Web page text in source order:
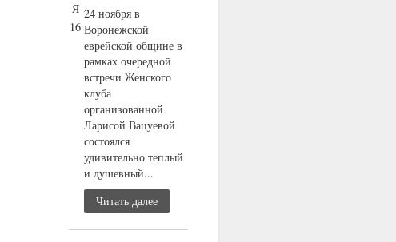
Я
16
24 ноября в
Воронежской
еврейской общине в
рамках очередной
встречи Женского
клуба
организованной
Ларисой Вацуевой
состоялся
удивительно теплый
и душевный...
Читать далее